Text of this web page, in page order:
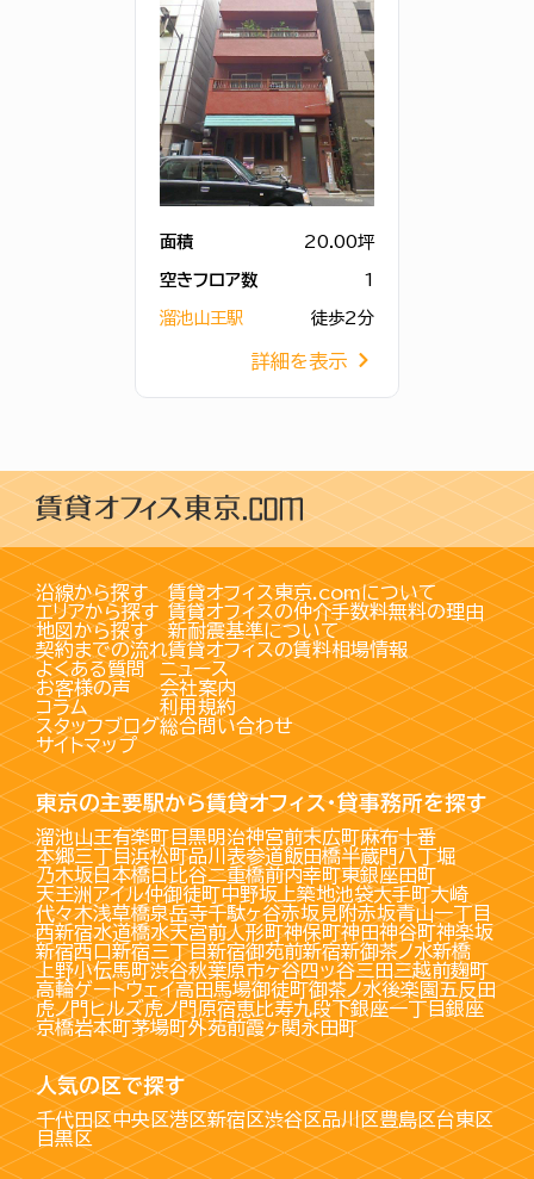
面積 20.00坪
空きフロア数 1
溜池山王駅 徒歩2分
詳細を表示
沿線から探す
エリアから探す
地図から探す
契約までの流れ
賃貸オフィス東京.comについて
賃貸オフィスの仲介手数料無料の理由
新耐震基準について
賃貸オフィスの賃料相場情報
よくある質問
お客様の声
コラム
スタッフブログ
サイトマップ
ニュース
会社案内
利用規約
総合問い合わせ
東京の主要駅から賃貸オフィス・貸事務所を探す
溜池山王有楽町目黒明治神宮前末広町麻布十番
本郷三丁目浜松町品川 表参道飯田橋半蔵門八丁堀
乃木坂日本橋日比谷二重橋前内幸町東銀座田町
天王洲アイル仲御徒町中野坂上築地池袋大手町大崎
代々木浅草橋泉岳寺千駄ヶ谷赤坂見附赤坂青山一丁目
西新宿水道橋水天宮前人形町神保町神田神谷町神楽坂
新宿西口新宿三丁目新宿御苑前新宿新御茶ノ水新橋
上野小伝馬町渋谷秋葉原市ヶ谷四ッ谷三田三越前麹町
高輪ゲートウェイ高田馬場御徒町御茶ノ水後楽園五反田
虎ノ門ヒルズ虎ノ門原宿恵比寿九段下銀座一丁目銀座
京橋岩本町茅場町外苑前霞ヶ関永田町
人気の区で探す
千代田区中央区港区新宿区渋谷区品川区豊島区台東区
目黒区